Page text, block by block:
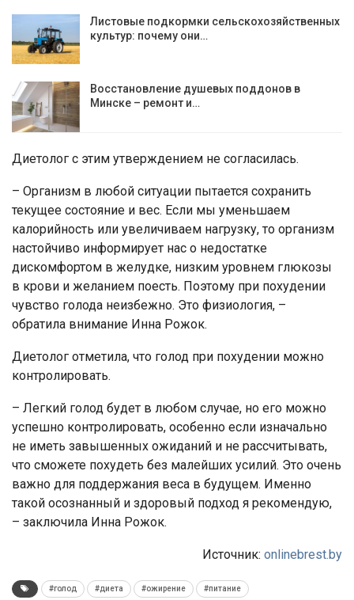
Листовые подкормки сельскохозяйственных
культур: почему они…
Восстановление душевых поддонов в
Минске – ремонт и…
Диетолог с этим утверждением не согласилась.
– Организм в любой ситуации пытается сохранить
текущее состояние и вес. Если мы уменьшаем
калорийность или увеличиваем нагрузку, то организм
настойчиво информирует нас о недостатке
дискомфортом в желудке, низким уровнем глюкозы
в крови и желанием поесть. Поэтому при похудении
чувство голода неизбежно. Это физиология, –
обратила внимание Инна Рожок.
Диетолог отметила, что голод при похудении можно
контролировать.
– Легкий голод будет в любом случае, но его можно
успешно контролировать, особенно если изначально
не иметь завышенных ожиданий и не рассчитывать,
что сможете похудеть без малейших усилий. Это очень
важно для поддержания веса в будущем. Именно
такой осознанный и здоровый подход я рекомендую,
– заключила Инна Рожок.
Источник: onlinebrest.by
#голод #диета #ожирение #питание